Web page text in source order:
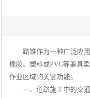
路锥作为一种广泛应
橡胶、塑料或PVC等兼具
作业区域的关键功能。
一、道路施工中的交通